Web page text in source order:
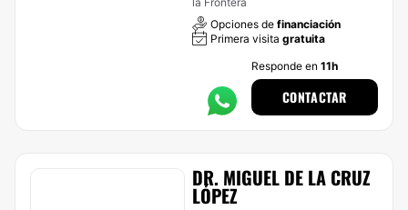
Opciones de financiación
Primera visita gratuita
Responde en 11h
CONTACTAR
DR. MIGUEL DE LA CRUZ
LÓPEZ